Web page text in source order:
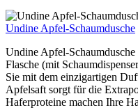
Undine Apfel-Schaumdusche
Undine Apfel-
Flasche (mit
Sie mit dem einzigartigen
Apfelsaft sorgt für die
Haferproteine machen Ihre